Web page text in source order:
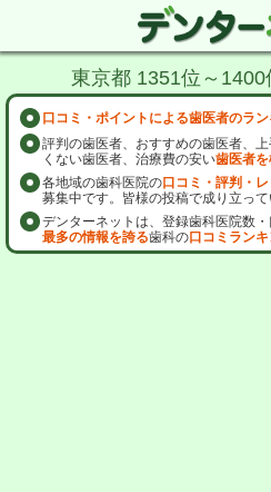
東京都 1351位～1400
口コミ・ポイントによる歯医者のラ
評判の歯医者、おすすめの歯医者、
くない歯医者、治療費の安い歯医者
各地域の歯科医院の口コミ・評判・
募集中です。皆様の投稿で成り立って
デンターネットは、登録歯科医院数
最多の情報を誇る歯科の口コミラン